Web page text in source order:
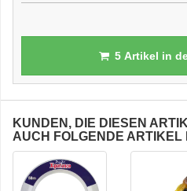
5Artikel in
KUNDEN, DIE DIESEN
AUCH FOLGENDE ARTIKEL